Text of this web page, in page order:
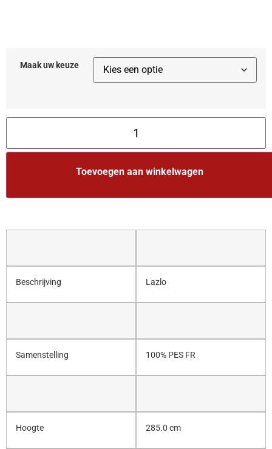
Maak uw keuze
Toevoegen aan winkelwagen
Beschrijving Lazlo
Samenstelling 100% PES FR
Hoogte 285.0 cm